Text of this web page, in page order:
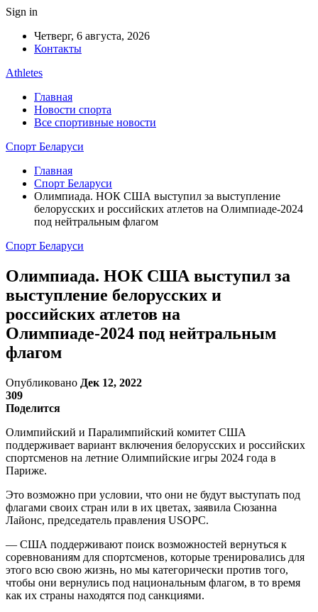
Sign in
Четверг, 6 августа, 2026
Контакты
Athletes
Главная
Новости спорта
Все спортивные новости
Спорт Беларуси
Главная
Спорт Беларуси
Олимпиада. НОК США выступил за выступление
белорусских и российских атлетов на Олимпиаде-2024
под нейтральным флагом
Спорт Беларуси
Олимпиада. НОК США выступил за
выступление белорусских и
российских атлетов на
Олимпиаде-2024 под нейтральным
флагом
Опубликовано Дек 12, 2022
309
Поделится
Олимпийский и Паралимпийский комитет США
поддерживает вариант включения белорусских и российских
спортсменов на летние Олимпийские игры 2024 года в
Париже.
Это возможно при условии, что они не будут выступать под
флагами своих стран или в их цветах, заявила Сюзанна
Лайонс, председатель правления USOPC.
— США поддерживают поиск возможностей вернуться к
соревнованиям для спортсменов, которые тренировались для
этого всю свою жизнь, но мы категорически против того,
чтобы они вернулись под национальным флагом, в то время
как их страны находятся под санкциями.